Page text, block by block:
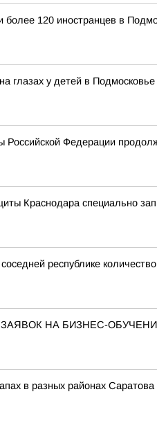
120 иностранцев в
глазах у детей в Подмосковье
Федерации
Краснодара специально
республике
НА БИЗНЕС-
в разных районах Саратова